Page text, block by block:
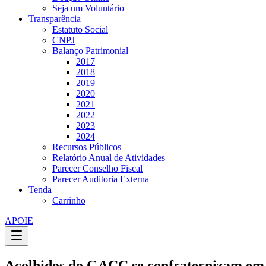
Seja um Voluntário
Transparência
Estatuto Social
CNPJ
Balanço Patrimonial
2017
2018
2019
2020
2021
2022
2023
2024
Recursos Públicos
Relatório Anual de Atividades
Parecer Conselho Fiscal
Parecer Auditoria Externa
Tenda
Carrinho
APOIE